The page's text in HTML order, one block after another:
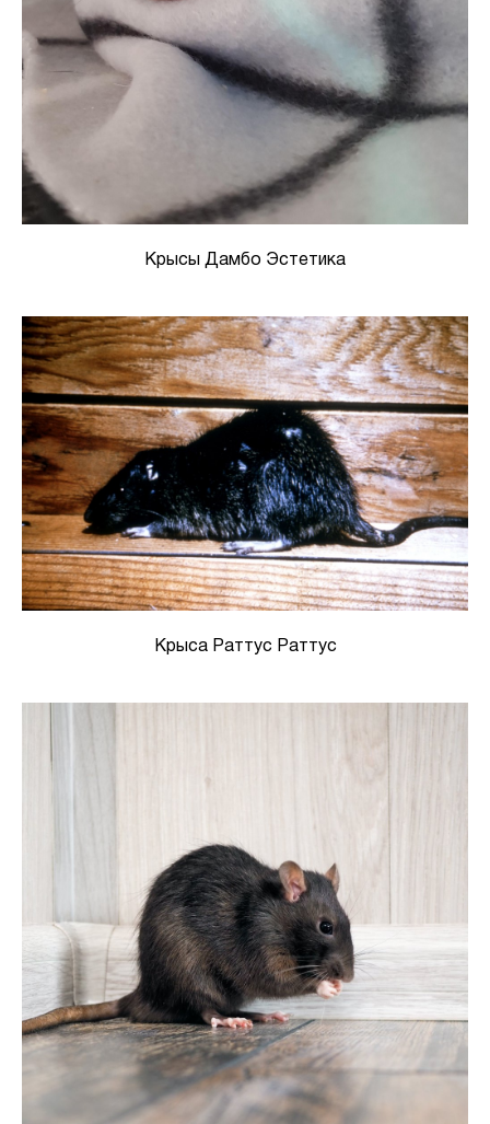
Крысы Дамбо Эстетика
Крыса Раттус Раттус